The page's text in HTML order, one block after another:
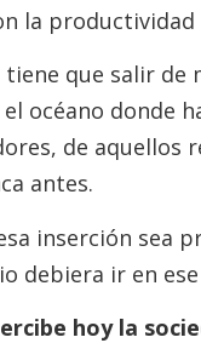
la
que salir de
el océano donde
de aquellos
antes.
inserción sea
debiera ir en
hoy la